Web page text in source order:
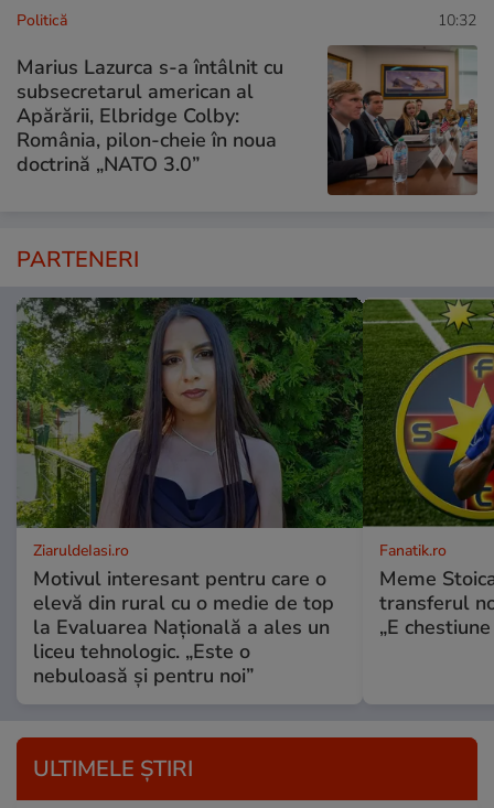
Politică 10:32
Marius Lazurca s-a întâlnit cu
subsecretarul american al
Apărării, Elbridge Colby:
România, pilon-cheie în noua
doctrină „NATO 3.0”
PARTENERI
ZiaruldeIasi.ro
Motivul interesant pentru care o
elevă din rural cu o medie de top
la Evaluarea Națională a ales un
liceu tehnologic. „Este o
nebuloasă și pentru noi”
Fanatik.ro
Meme
transferul
„E
ULTIMELE ȘTIRI